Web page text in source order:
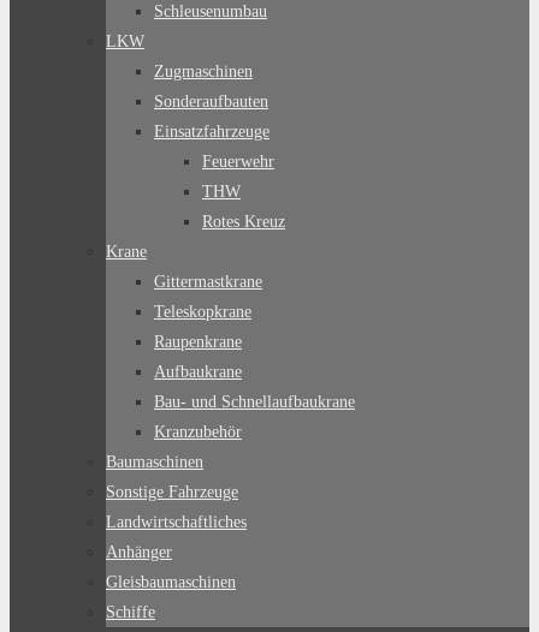
Schleusenumbau
LKW
Zugmaschinen
Sonderaufbauten
Einsatzfahrzeuge
Feuerwehr
THW
Rotes Kreuz
Krane
Gittermastkrane
Teleskopkrane
Raupenkrane
Aufbaukrane
Bau- und Schnellaufbaukrane
Kranzubehör
Baumaschinen
Sonstige Fahrzeuge
Landwirtschaftliches
Anhänger
Gleisbaumaschinen
Schiffe